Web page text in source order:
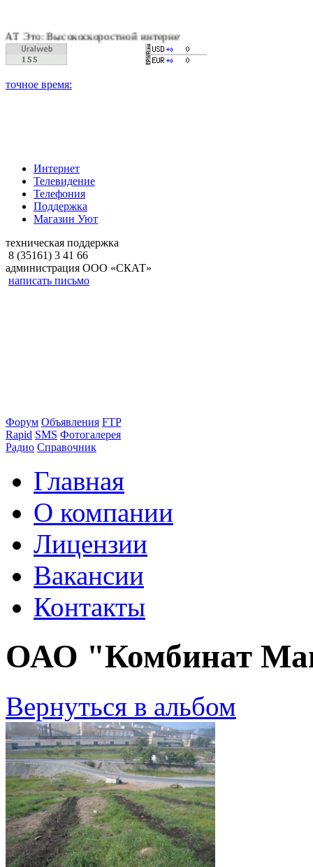
интернет, качественное цифровое и
Интернет
Телевидение
Телефония
Поддержка
Магазин Уют
техническая поддержка
8 (35161) 3 41 66
администрация ООО «СКАТ»
написать письмо
Форум Объявления FTP
Rapid SMS Фотогалерея
Радио Справочник
Главная
О компании
Лицензии
Вакансии
Контакты
ОАО "Комбинат
Вернуться в альбом